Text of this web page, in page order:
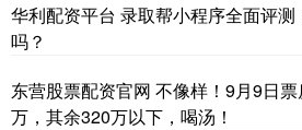
华利配资平台 录取帮小程序全面评
吗？
东营股票配资官网 不像样！9月9日
万，其余320万以下，喝汤！